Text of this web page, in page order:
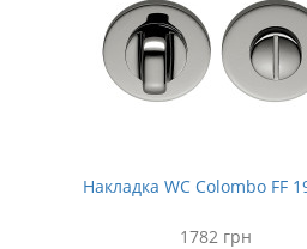
Накладка WC Colombo FF
1782 грн